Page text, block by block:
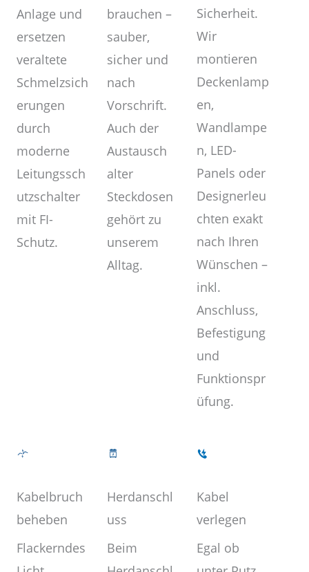
Anlage und
ersetzen
veraltete
Schmelzsich
erungen
durch
moderne
Leitungssch
utzschalter
mit FI-
Schutz.
brauchen –
sauber,
sicher und
nach
Vorschrift.
Auch der
Austausch
alter
Steckdosen
gehört zu
unserem
Alltag.
Sicherheit.
Wir
montieren
Deckenlamp
en,
Wandlampe
n, LED-
Panels oder
Designerleu
chten exakt
nach Ihren
Wünschen –
inkl.
Anschluss,
Befestigung
und
Funktionspr
üfung.
Kabelbruch
beheben
Flackerndes
Herdanschl
uss
Beim
Kabel
verlegen
Egal ob